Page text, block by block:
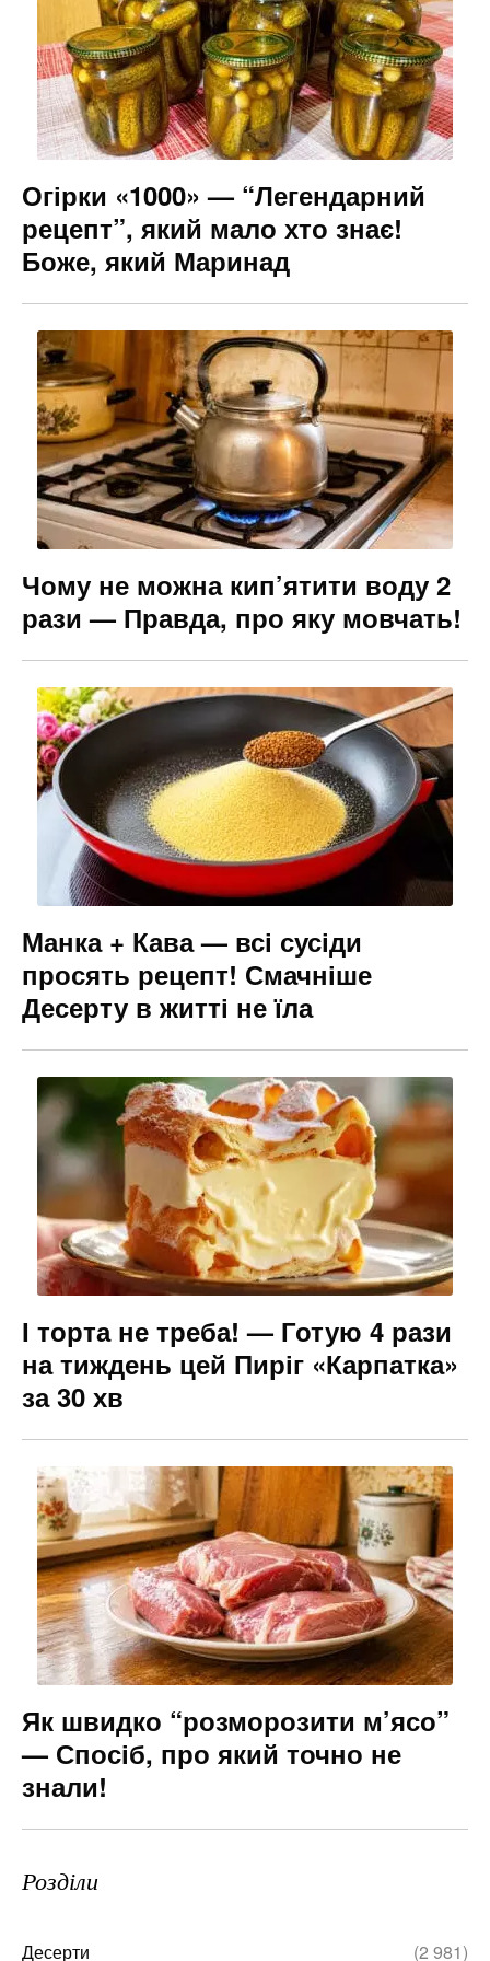
o
k
m n
g
er
Огірки «1000» — “Легендарний
рецепт”, який мало хто знає!
Боже, який Маринад
Чому не можна кип’ятити воду 2
рази — Правда, про яку мовчать!
Манка + Кава — всі сусіди
просять рецепт! Смачніше
Десерту в житті не їла
І торта не треба! — Готую 4 рази
на тиждень цей Пиріг «Карпатка»
за 30 хв
Як швидко “розморозити м’ясо”
— Спосіб, про який точно не
знали!
Розділи
Десерти (2 981)